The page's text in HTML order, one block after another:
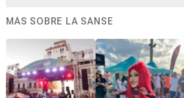
MÁS SOBRE LA SANSE